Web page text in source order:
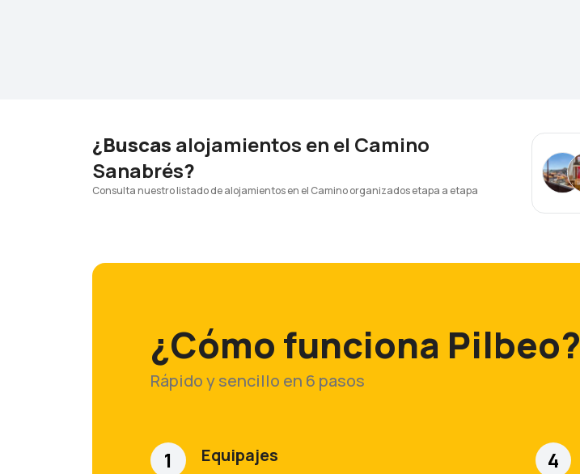
¿Buscas alojamientos en el Camino
Sanabrés?
Consulta nuestro listado de alojamientos en el Camino organizados etapa a etapa
¿Cómo funciona Pilbeo?
Rápido y sencillo en 6 pasos
1 Equipajes 4